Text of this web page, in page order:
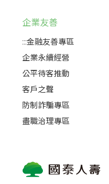
企業友善
:::金融友善專區
企業永續經營
公平待客推動
客戶之聲
防制詐騙專區
盡職治理專區